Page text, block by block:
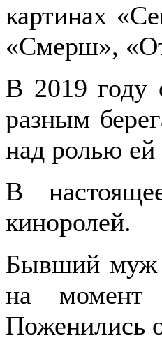
картинах
«Смерш»,
В 2019 году
разным
над ролью ей
В
киноролей.
Бывший муж
на момент
Поженились